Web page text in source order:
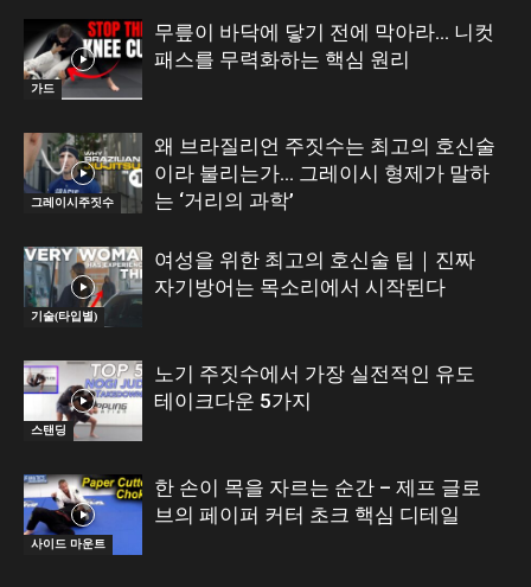
가드
무릎이 바닥에 닿기 전에 막아라… 니컷
패스를 무력화하는 핵심 원리
그레이시주짓수
왜 브라질리언 주짓수는 최고의 호신술
이라 불리는가… 그레이시 형제가 말하
는 ‘거리의 과학’
기술(타입별)
여성을 위한 최고의 호신술 팁｜진짜
자기방어는 목소리에서 시작된다
스탠딩
노기 주짓수에서 가장 실전적인 유도
테이크다운 5가지
사이드 마운트
한 손이 목을 자르는 순간 – 제프 글로
브의 페이퍼 커터 초크 핵심 디테일